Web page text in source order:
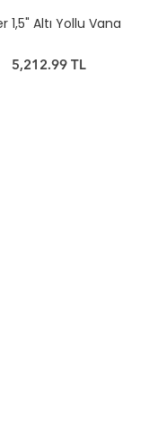
1,5" Altı Yollu Vana
5,212.99 TL